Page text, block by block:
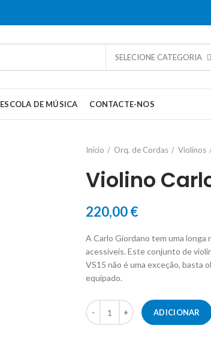
SELECIONE CATEGORIA
ESCOLA DE MÚSICA CONTACTE-NOS
Início
Orq. de Cordas Violinos
Violino
220,00€
A Carlo Giordano tem uma
acessíveis. Este conjunto de
VS15 não é uma exceção, basta
equipado.
Quantidade de Violino Carlo
ADICIONAR